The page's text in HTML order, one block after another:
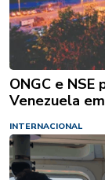
ONGC e
Venezuela
INTERNACIONAL